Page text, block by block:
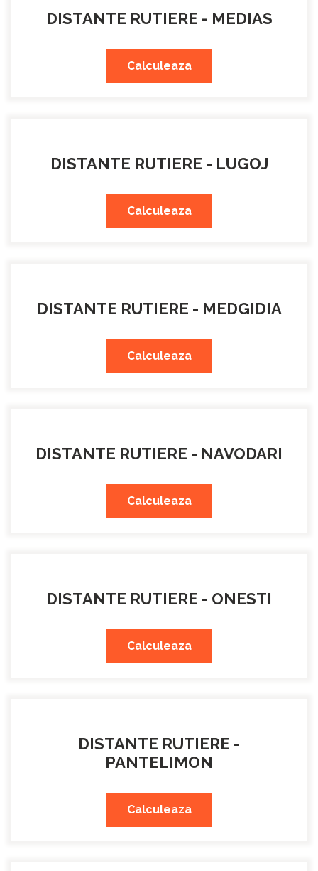
DISTANTE RUTIERE - MEDIAS
Calculeaza
DISTANTE RUTIERE - LUGOJ
Calculeaza
DISTANTE RUTIERE - MEDGIDIA
Calculeaza
DISTANTE RUTIERE - NAVODARI
Calculeaza
DISTANTE RUTIERE - ONESTI
Calculeaza
DISTANTE RUTIERE -
PANTELIMON
Calculeaza